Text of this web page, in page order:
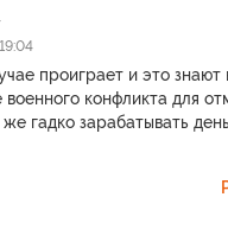
проиграет и это
конфликта для
гадко зарабатывать